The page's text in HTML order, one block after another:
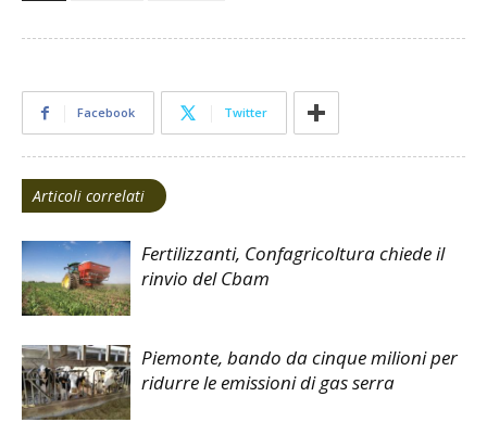
Facebook Twitter
Articoli correlati
Fertilizzanti, Confagricoltura chiede il
rinvio del Cbam
Piemonte, bando da cinque milioni per
ridurre le emissioni di gas serra